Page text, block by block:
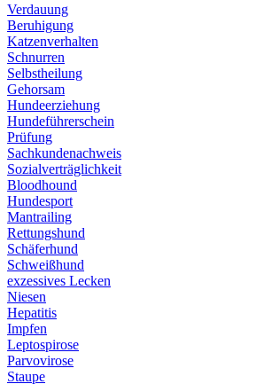
Verdauung
Beruhigung
Katzenverhalten
Schnurren
Selbstheilung
Gehorsam
Hundeerziehung
Hundeführerschein
Prüfung
Sachkundenachweis
Sozialverträglichkeit
Bloodhound
Hundesport
Mantrailing
Rettungshund
Schäferhund
Schweißhund
exzessives Lecken
Niesen
Hepatitis
Impfen
Leptospirose
Parvovirose
Staupe